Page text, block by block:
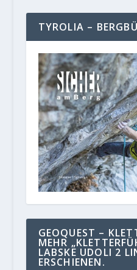
TYROLIA –
GEOQUEST –
MEHR
LABSKE UDOLI 2
ERSCHIENEN.